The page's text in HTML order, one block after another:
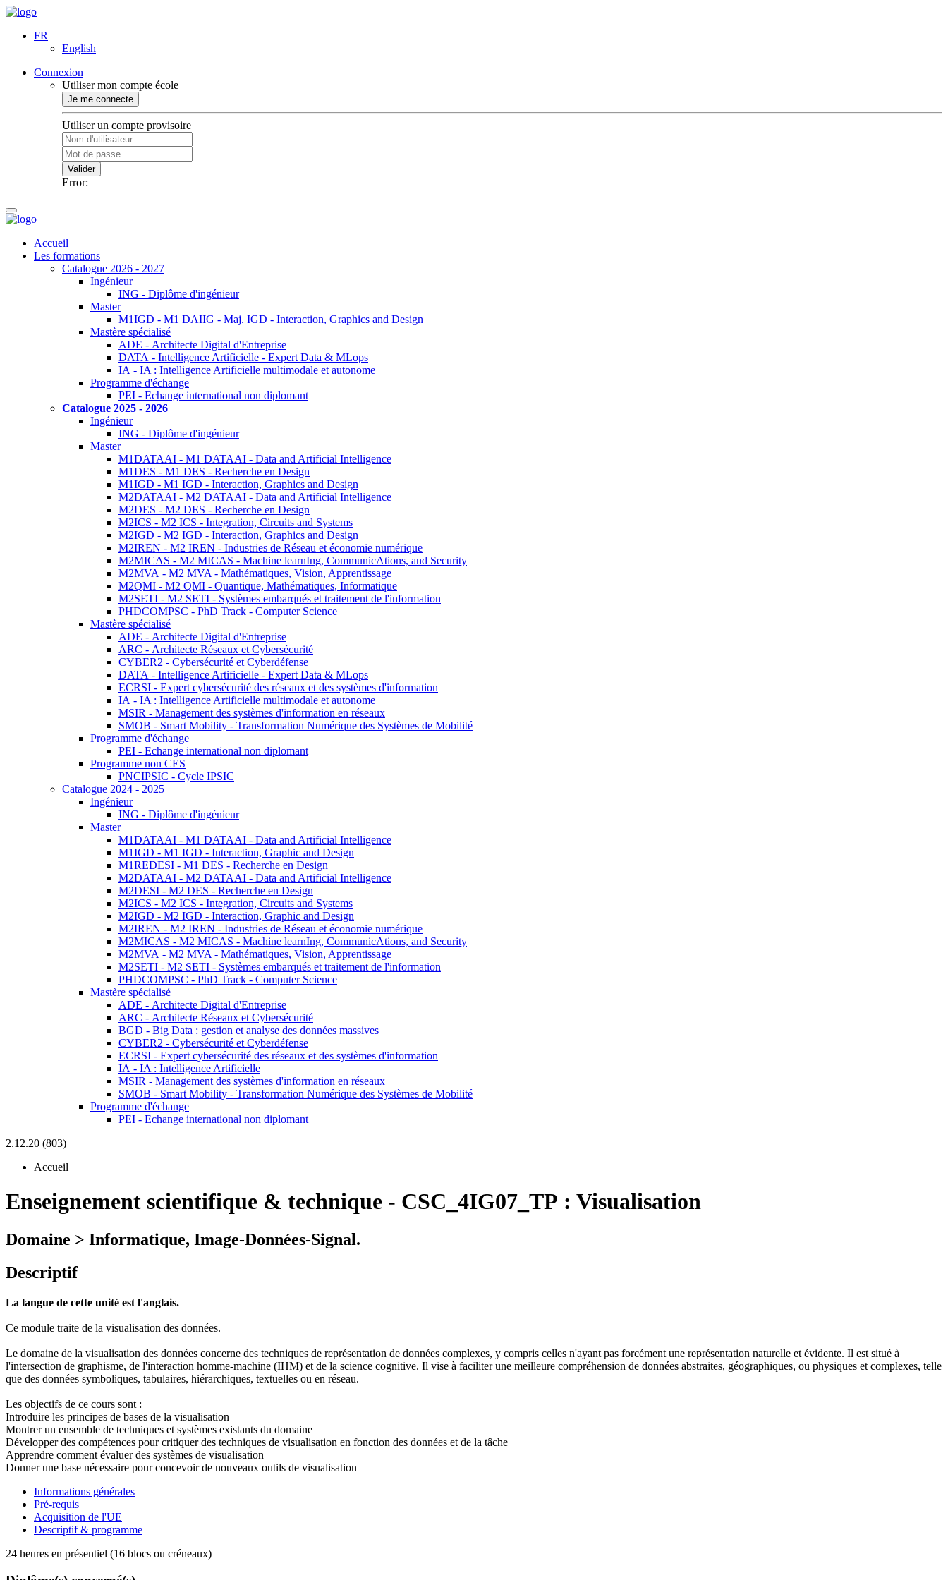
FR
English
Connexion
Utiliser mon compte école
Je me connecte
Utiliser un compte provisoire
Valider
Error:
Accueil
Les formations
Catalogue 2026 - 2027
Ingénieur
ING - Diplôme d'ingénieur
Master
M1IGD - M1 DAIIG - Maj. IGD - Interaction, Graphics and Design
Mastère spécialisé
ADE - Architecte Digital d'Entreprise
DATA - Intelligence Artificielle - Expert Data & MLops
IA - IA : Intelligence Artificielle multimodale et autonome
Programme d'échange
PEI - Echange international non diplomant
Catalogue 2025 - 2026
Ingénieur
ING - Diplôme d'ingénieur
Master
M1DATAAI - M1 DATAAI - Data and Artificial Intelligence
M1DES - M1 DES - Recherche en Design
M1IGD - M1 IGD - Interaction, Graphics and Design
M2DATAAI - M2 DATAAI - Data and Artificial Intelligence
M2DES - M2 DES - Recherche en Design
M2ICS - M2 ICS - Integration, Circuits and Systems
M2IGD - M2 IGD - Interaction, Graphics and Design
M2IREN - M2 IREN - Industries de Réseau et économie numérique
M2MICAS - M2 MICAS - Machine learnIng, CommunicAtions, and Security
M2MVA - M2 MVA - Mathématiques, Vision, Apprentissage
M2QMI - M2 QMI - Quantique, Mathématiques, Informatique
M2SETI - M2 SETI - Systèmes embarqués et traitement de l'information
PHDCOMPSC - PhD Track - Computer Science
Mastère spécialisé
ADE - Architecte Digital d'Entreprise
ARC - Architecte Réseaux et Cybersécurité
CYBER2 - Cybersécurité et Cyberdéfense
DATA - Intelligence Artificielle - Expert Data & MLops
ECRSI - Expert cybersécurité des réseaux et des systèmes d'information
IA - IA : Intelligence Artificielle multimodale et autonome
MSIR - Management des systèmes d'information en réseaux
SMOB - Smart Mobility - Transformation Numérique des Systèmes de Mobilité
Programme d'échange
PEI - Echange international non diplomant
Programme non CES
PNCIPSIC - Cycle IPSIC
Catalogue 2024 - 2025
Ingénieur
ING - Diplôme d'ingénieur
Master
M1DATAAI - M1 DATAAI - Data and Artificial Intelligence
M1IGD - M1 IGD - Interaction, Graphic and Design
M1REDESI - M1 DES - Recherche en Design
M2DATAAI - M2 DATAAI - Data and Artificial Intelligence
M2DESI - M2 DES - Recherche en Design
M2ICS - M2 ICS - Integration, Circuits and Systems
M2IGD - M2 IGD - Interaction, Graphic and Design
M2IREN - M2 IREN - Industries de Réseau et économie numérique
M2MICAS - M2 MICAS - Machine learnIng, CommunicAtions, and Security
M2MVA - M2 MVA - Mathématiques, Vision, Apprentissage
M2SETI - M2 SETI - Systèmes embarqués et traitement de l'information
PHDCOMPSC - PhD Track - Computer Science
Mastère spécialisé
ADE - Architecte Digital d'Entreprise
ARC - Architecte Réseaux et Cybersécurité
BGD - Big Data : gestion et analyse des données massives
CYBER2 - Cybersécurité et Cyberdéfense
ECRSI - Expert cybersécurité des réseaux et des systèmes d'information
IA - IA : Intelligence Artificielle
MSIR - Management des systèmes d'information en réseaux
SMOB - Smart Mobility - Transformation Numérique des Systèmes de Mobilité
Programme d'échange
PEI - Echange international non diplomant
2.12.20 (803)
Accueil
Enseignement scientifique & technique - CSC_4IG07_TP : Visualisation
Domaine > Informatique, Image-Données-Signal.
Descriptif
La langue de cette unité est l'anglais.
Ce module traite de la visualisation des données.
Le domaine de la visualisation des données concerne des techniques de représentation de données complexes, y compris celles n'ayant pas forcément une représentation naturelle et évidente. Il est situé à
l'intersection de graphisme, de l'interaction homme-machine (IHM) et de la science cognitive. Il vise à faciliter une meilleure compréhension de données abstraites, géographiques, ou physiques et complexes, telle
que des données symboliques, tabulaires, hiérarchiques, textuelles ou en réseau.
Les objectifs de ce cours sont :
Introduire les principes de bases de la visualisation
Montrer un ensemble de techniques et systèmes existants du domaine
Développer des compétences pour critiquer des techniques de visualisation en fonction des données et de la tâche
Apprendre comment évaluer des systèmes de visualisation
Donner une base nécessaire pour concevoir de nouveaux outils de visualisation
Informations générales
Pré-requis
Acquisition de l'UE
Descriptif & programme
24 heures en présentiel (16 blocs ou créneaux)